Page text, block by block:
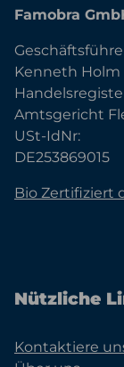
Famobra
Kenneth
Amtsgericht
USt-IdNr:
DE253869015
Bio Zertifiziert
Nützliche
Kontaktiere